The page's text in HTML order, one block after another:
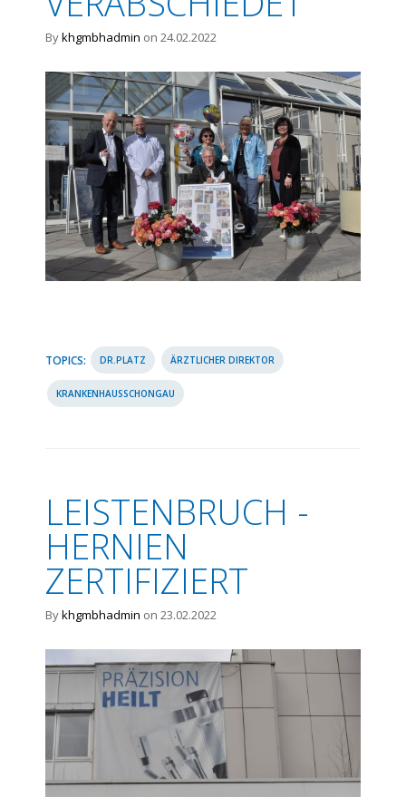
Bykhgmbhadmin on 24.02.2022
TOPICS: DR.PLATZ ÄRZTLICHER DIREKTOR
KRANKENHAUSSCHONGAU
LEISTENBRUCH -
HERNIEN
ZERTIFIZIERT
Bykhgmbhadmin on 23.02.2022